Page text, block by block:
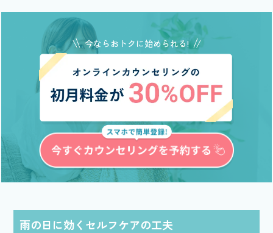
今ならおトクに始められる!
雨の日に効くセルフケアの工夫